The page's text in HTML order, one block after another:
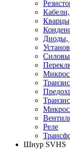
Диоды,
Реле
Шнур SVHS